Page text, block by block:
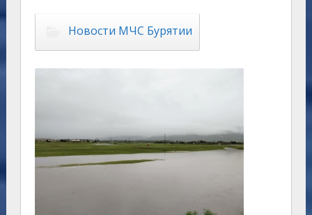
Новости МЧС Бурятии